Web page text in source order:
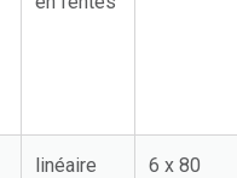
linéaire
6 x 80